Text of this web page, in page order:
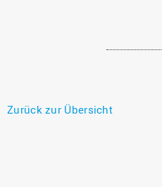
Zurück zur Übersicht